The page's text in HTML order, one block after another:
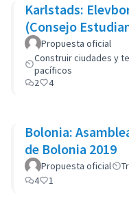
Karlstads:
(Consejo
Propuesta oficial
Construir ciudades y
pacíficos
2
4
Bolonia:
de Bolonia 2019
Propuesta oficial
4
1